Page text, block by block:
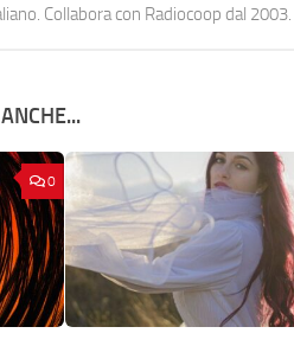
Collabora con Radiocoop dal 2003.
0